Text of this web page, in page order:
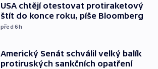
USA chtějí otestovat protiraketový
štít do konce roku, píše Bloomberg
před 6h
Americký Senát schválil velký balík
protiruských sankčních opatření